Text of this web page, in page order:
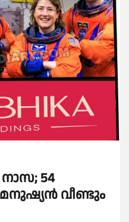
54
വീണ്ടും